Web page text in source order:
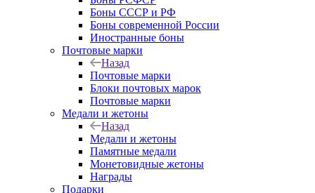
Боны СССР и РФ
Боны современной России
Иностранные боны
Почтовые марки
Назад
Почтовые марки
Блоки почтовых марок
Почтовые марки
Медали и жетоны
Назад
Медали и жетоны
Памятные медали
Монетовидные жетоны
Награды
Подарки